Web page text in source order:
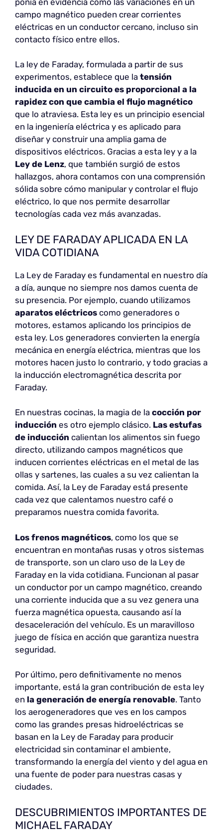
campo magnético pueden crear corrientes
eléctricas en un conductor cercano, incluso sin
contacto físico entre ellos.
La ley de Faraday, formulada a partir de sus
experimentos, establece que la tensión
inducida en un circuito es proporcional a la
rapidez con que cambia el flujo magnético
que lo atraviesa. Esta ley es un principio esencial
en la ingeniería eléctrica y es aplicado para
diseñar y construir una amplia gama de
dispositivos eléctricos. Gracias a esta ley y a la
Ley de Lenz, que también surgió de estos
hallazgos, ahora contamos con una comprensión
sólida sobre cómo manipular y controlar el flujo
eléctrico, lo que nos permite desarrollar
tecnologías cada vez más avanzadas.
LEY DE FARADAY APLICADA EN LA
VIDA COTIDIANA
La Ley de Faraday es fundamental en nuestro día
a día, aunque no siempre nos damos cuenta de
su presencia. Por ejemplo, cuando utilizamos
aparatos eléctricos como generadores o
motores, estamos aplicando los principios de
esta ley. Los generadores convierten la energía
mecánica en energía eléctrica, mientras que los
motores hacen justo lo contrario, y todo gracias a
la inducción electromagnética descrita por
Faraday.
En nuestras cocinas, la magia de la cocción por
inducción es otro ejemplo clásico. Las estufas
de inducción calientan los alimentos sin fuego
directo, utilizando campos magnéticos que
inducen corrientes eléctricas en el metal de las
ollas y sartenes, las cuales a su vez calientan la
comida. Así, la Ley de Faraday está presente
cada vez que calentamos nuestro café o
preparamos nuestra comida favorita.
Los frenos magnéticos, como los que se
encuentran en montañas rusas y otros sistemas
de transporte, son un claro uso de la Ley de
Faraday en la vida cotidiana. Funcionan al pasar
un conductor por un campo magnético, creando
una corriente inducida que a su vez genera una
fuerza magnética opuesta, causando así la
desaceleración del vehículo. Es un maravilloso
juego de física en acción que garantiza nuestra
seguridad.
Por último, pero definitivamente no menos
importante, está la gran contribución de esta ley
en la generación de energía renovable. Tanto
los aerogeneradores que ves en los campos
como las grandes presas hidroeléctricas se
basan en la Ley de Faraday para producir
electricidad sin contaminar el ambiente,
transformando la energía del viento y del agua en
una fuente de poder para nuestras casas y
ciudades.
DESCUBRIMIENTOS IMPORTANTES DE
MICHAEL FARADAY